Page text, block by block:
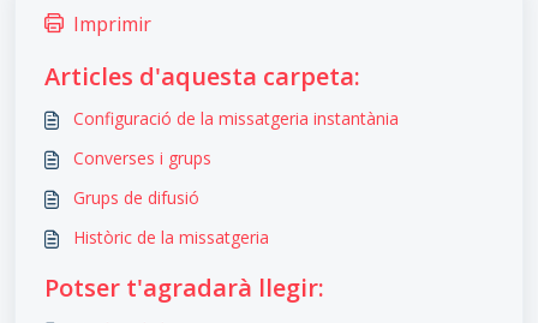
Imprimir
Articles d'aquesta carpeta:
Configuració de la missatgeria instantània
Converses i grups
Grups de difusió
Històric de la missatgeria
Potser t'agradarà llegir: